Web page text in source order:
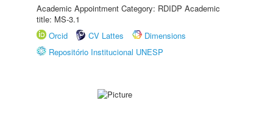
Academic Appointment Category: RDIDP Academic
title: MS-3.1
Orcid
CV Lattes
Dimensions
Repositório Institucional UNESP